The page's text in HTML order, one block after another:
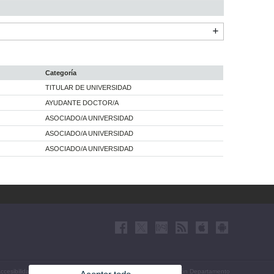
Categoría
TITULAR DE UNIVERSIDAD
AYUDANTE DOCTOR/A
ASOCIADO/A UNIVERSIDAD
ASOCIADO/A UNIVERSIDAD
ASOCIADO/A UNIVERSIDAD
Política privacidad Cookies Transparencia Buzón Departamento